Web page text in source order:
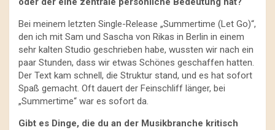
Bei meinem letzten Single-Release „Summertime (Let Go)“,
den ich mit Sam und Sascha von Rikas in Berlin in einem
sehr kalten Studio geschrieben habe, wussten wir nach ein
paar Stunden, dass wir etwas Schönes geschaffen hatten.
Der Text kam schnell, die Struktur stand, und es hat sofort
Spaß gemacht. Oft dauert der Feinschliff länger, bei
„Summertime“ war es sofort da.
Gibt es Dinge, die du an der Musikbranche kritisch